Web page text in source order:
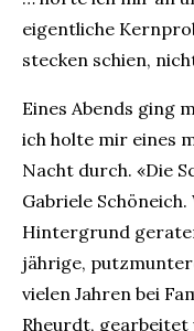
eigentliche
stecken schien,
Eines Abends ging
ich holte mir eines
Nacht durch. «Die
Gabriele
Hintergrund
jährige,
vielen Jahren bei
Rheurdt,